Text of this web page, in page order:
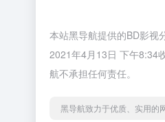
本站黑导航提供的BD影视
2021年4月13日 下午8:34
航不承担任何责任。
黑导航致力于优质、实用的